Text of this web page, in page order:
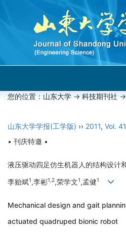
您的位置： 山东大学 -> 科技期刊社 -
山东大学学报(工学版) ›› 2011, Vol. 41
• 刊庆特邀 •
液压驱动四足仿生机器人的结构设计
李贻斌1,李彬1,2,荣学文1,孟健1
Mechanical design and gait
actuated quadruped bionic robot